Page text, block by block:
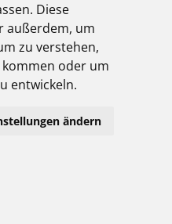
Diese
außerdem, um
zu verstehen,
oder um
entwickeln.
ändern